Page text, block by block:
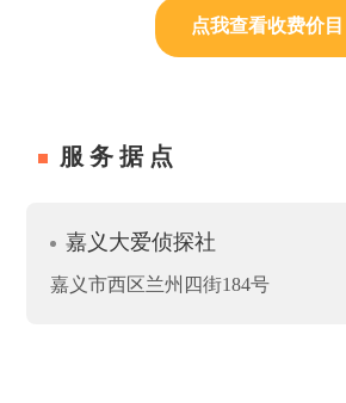
点我查看收费价目
服务据点
嘉义大爱侦探社
嘉义市西区兰州四街184号